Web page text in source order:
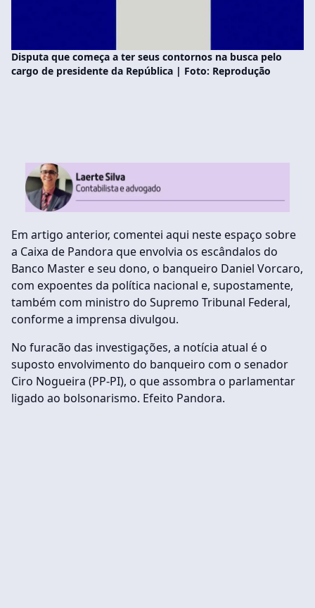
Disputa que começa a ter seus contornos na busca pelo
cargo de presidente da República | Foto: Reprodução
Em artigo anterior, comentei aqui neste espaço sobre
a Caixa de Pandora que envolvia os escândalos do
Banco Master e seu dono, o banqueiro Daniel Vorcaro,
com expoentes da política nacional e, supostamente,
também com ministro do Supremo Tribunal Federal,
conforme a imprensa divulgou.
No furacão das investigações, a notícia atual é o
suposto envolvimento do banqueiro com o senador
Ciro Nogueira (PP-PI), o que assombra o parlamentar
ligado ao bolsonarismo. Efeito Pandora.